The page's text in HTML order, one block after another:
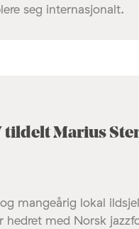
seg internasjonalt.
Marius
mangeårig lokal
hedret med Norsk